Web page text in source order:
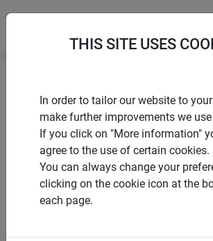
Accueil
Souris & rats
Piège à rats et à souris métallique
PRODUITS
PIÈGE À RATS
THIS SITE USES
In order to tailor our website to
make further improvements we
If you click on "More information"
agree to the use of certain cookies.
You can always change your
clicking on the cookie icon at the
each page.